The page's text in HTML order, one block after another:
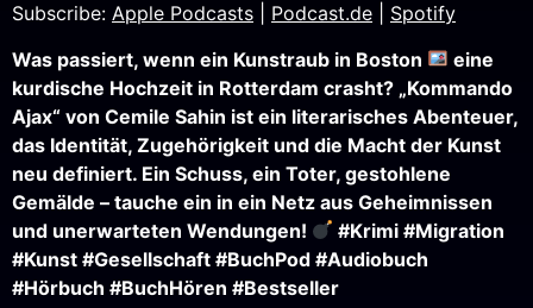
Spotify
RSS FEED
LINK
EMBED
Subscribe: Apple Podcasts Podcast.de
Spotify
Was passiert, wenn ein Kunstraub in Boston
eine
kurdische Hochzeit in Rotterdam crasht? „Kommando
Ajax“ von Cemile Sahin ist ein literarisches Abenteuer,
das Identität, Zugehörigkeit und die Macht der Kunst
neu definiert. Ein Schuss, ein Toter, gestohlene
Gemälde – tauche ein in ein Netz aus Geheimnissen
und unerwarteten Wendungen!
#Krimi #Migration
#Kunst #Gesellschaft #BuchPod #Audiobuch
#Hörbuch #BuchHören #Bestseller